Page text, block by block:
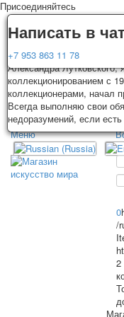
Доставка
Колоды, почтовые
3-4 рабочих дней после
карт отправляются в
России с треком
на момент покупки. По
другими транспортными
Гарантия
Вы покупаете колоды
Александра
коллекционированием с
коллекционерами, начал
Всегда выполняю свои
недоразумений, если
Написать в
+7 953 863 11 78
Присоединяйтесь
Главная
Меню
Главная
Игральные карты
Классические
0
/
2